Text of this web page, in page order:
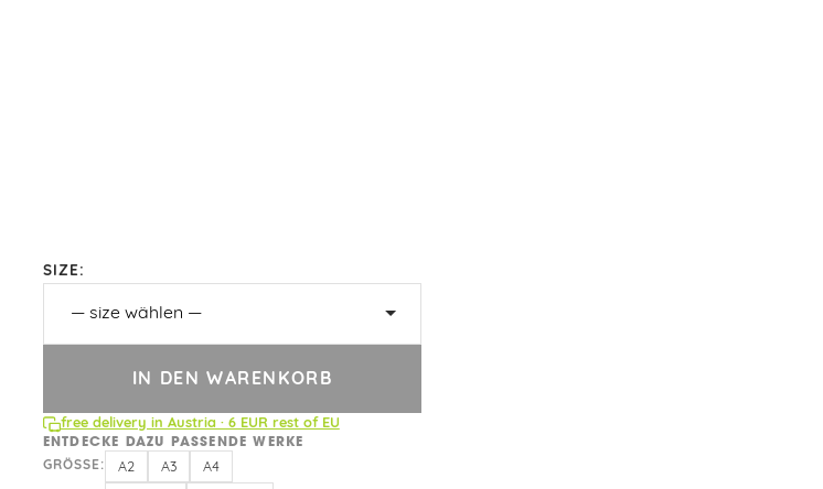
SIZE:
IN DEN WARENKORB
free delivery in Austria · 6 EUR rest of EU
ENTDECKE DAZU PASSENDE WERKE
GRÖSSE:
A2 A3 A4